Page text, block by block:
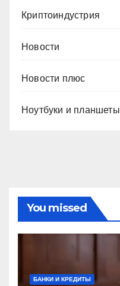
Криптоиндустрия
Новости
Новости плюс
Ноутбуки и планшеты
You missed
БАНКИ И КРЕДИТЫ